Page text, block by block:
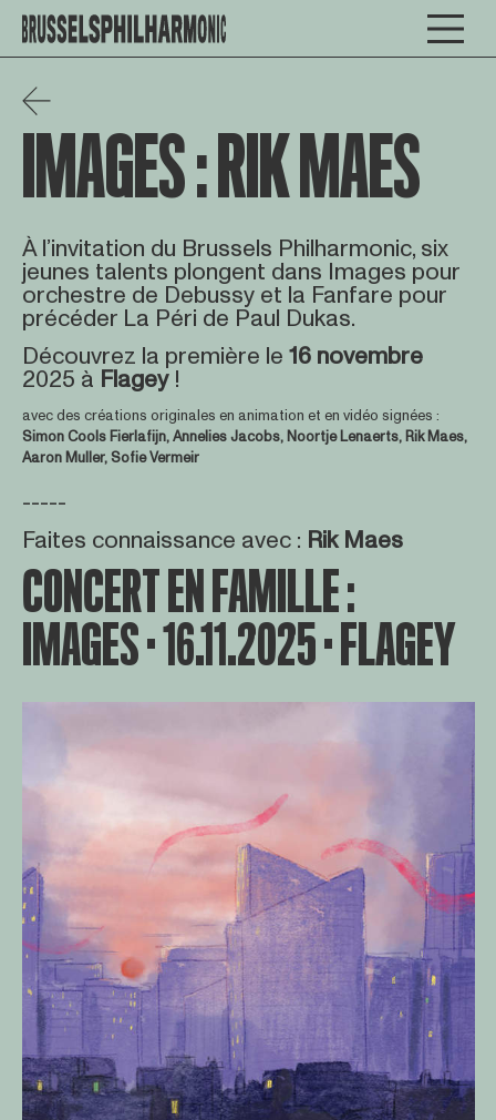
IMAGES : RIK MAES
À l’invitation du Brussels Philharmonic, six
jeunes talents plongent dans Images pour
orchestre de Debussy et la Fanfare pour
précéder La Péri de Paul Dukas.
Découvrez la première le 16 novembre
2025 à Flagey !
avec des créations originales en animation et en vidéo signées :
Simon Cools Fierlafijn, Annelies Jacobs, Noortje Lenaerts, Rik Maes,
Aaron Muller, Sofie Vermeir
-----
Faites connaissance avec : Rik Maes
CONCERT EN FAMILLE :
IMAGES · 16.11.2025 · FLAGEY